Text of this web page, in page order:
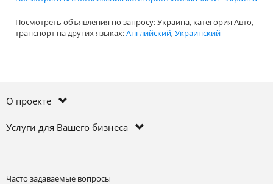
Посмотреть объявления по запросу: Украина, категория Авто,
транспорт на других языках:Английский,Украинский
О проекте
Услуги для Вашего бизнеса
Часто задаваемые вопросы